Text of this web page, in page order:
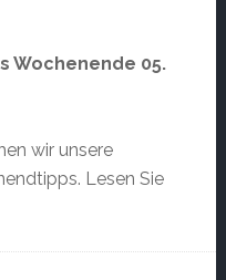
Wochenende 05.
wir unsere
Lesen Sie